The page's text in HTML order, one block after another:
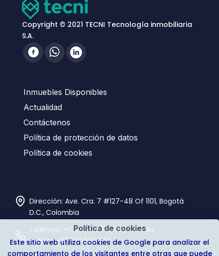
Copyright © 2021 TECNI Tecnología inmobiliaria
S.A.
Inmuebles Disponibles
Actualidad
Contáctenos
Política de protección de datos
Política de cookies
Política de cookies
Este sitio web utiliza cookies de Google para analizar el
comportamiento de los visitantes entre otras que puede
Dirección: Ave. Cra. 7 #127-48 Of 1101, Bogotá
D.C., Colombia
+57 601 6470300/6751194
Celular:+57 317 8533517